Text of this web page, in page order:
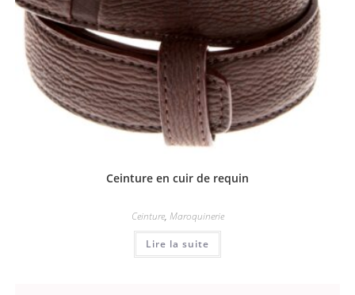
Ceinture en cuir de requin
Ceinture, Maroquinerie
Lire la suite